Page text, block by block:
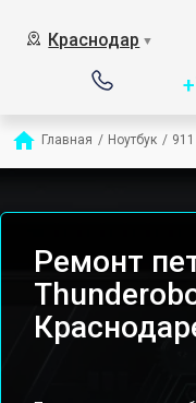
Краснодар ▼
Главная / Ноутбук /
Ремонт